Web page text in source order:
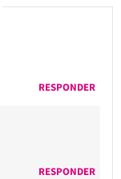
RESPONDER
RESPONDER